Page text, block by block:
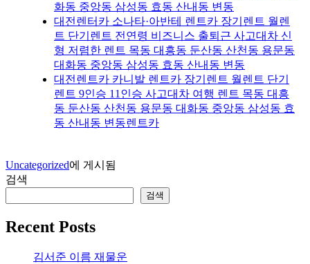
화동 중앙동 삼성동 효동 산내동 변동
대전렌터카 소나타·아반테 렌트카 장기렌트 월렌
트 단기렌트 전연령 비즈니스 출퇴근 사고대차 신
형 저렴한 렌트 목동 대흥동 둔산동 산천동 용문동
대화동 중앙동 삼성동 효동 산내동 변동
대전렌트카 카니발 렌트카 장기렌트 월렌트 단기
렌트 9인승 11인승 사고대차 여행 렌트 목동 대흥
동 둔산동 산천동 용문동 대화동 중앙동 삼성동 효
동 산내동 변동렌트카
Uncategorized에 게시됨
검색
검색
Recent Posts
김서준 이름 재물운